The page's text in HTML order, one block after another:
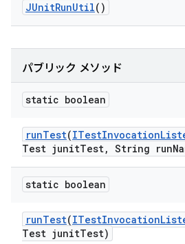
JUnitRunUtil()
パブリック メソッド
static boolean
runTest(ITestInvocation
Test junitTest, String run
static boolean
runTest(ITestInvocation
Test junitTest)